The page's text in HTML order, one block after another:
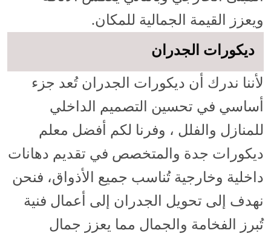
ويعزز القيمة الجمالية للمكان.
ديكورات الجدران
لأننا ندرك أن ديكورات الجدران تُعد جزء
أساسي في تحسين التصميم الداخلي
للمنازل والفلل ، وفرنا لكم أفضل معلم
ديكورات جدة والمتخصص في تقديم دهانات
داخلية وخارجية تُناسب جميع الأذواق، فنحن
نهدف إلى تحويل الجدران إلى أعمال فنية
تُبرز الفخامة والجمال مما يعزز جمال